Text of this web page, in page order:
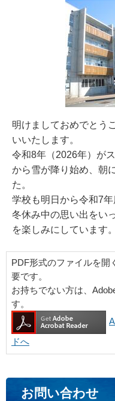
明けましておめでとう
いいたします。
令和8年（2026年）が
から雪が降り始め、朝
た。
学校も明日から令和7年
冬休み中の思い出をい
を楽しみにしています。
PDF形式のファイルを開
要です。
お持ちでない方は、
す。
ドへ
お問い合わせ